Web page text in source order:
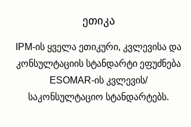
ეთიკა
IPM-ის ყველა ეთიკური, კვლევისა და
კონსულტაციის სტანდარტი ეფუძნება
ESOMAR-ის კვლევის/
საკონსულტაციო სტანდარტებს.